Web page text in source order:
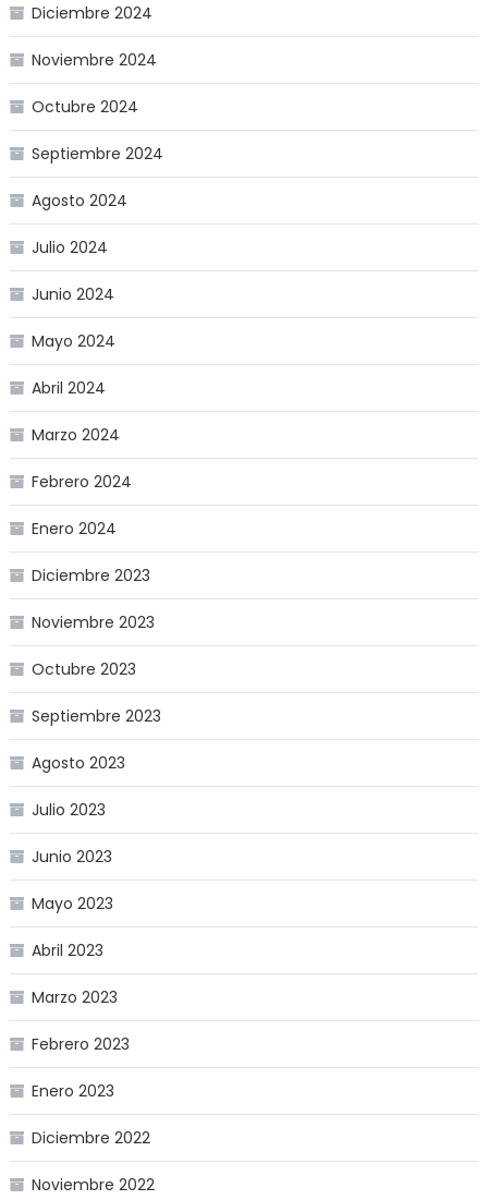
Diciembre 2024
Noviembre 2024
Octubre 2024
Septiembre 2024
Agosto 2024
Julio 2024
Junio 2024
Mayo 2024
Abril 2024
Marzo 2024
Febrero 2024
Enero 2024
Diciembre 2023
Noviembre 2023
Octubre 2023
Septiembre 2023
Agosto 2023
Julio 2023
Junio 2023
Mayo 2023
Abril 2023
Marzo 2023
Febrero 2023
Enero 2023
Diciembre 2022
Noviembre 2022